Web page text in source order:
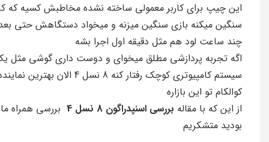
این چیپ برای کاربر معمولی ساخته نشده مخاطبش کسیه که
سنگین میکنه بازی سنگین میزنه و میخواد دستگاهش حتی
چند ساعت لود هم مثل دقیقه اول اجرا بشه
اگه تجربه پردازشی مطلق میخوای و دوست داری گوشی مثل
سیستم کامپیوتری کوچک رفتار کنه 8 نسل 4 الان بهترین
کوالکام تو این بازاره
از این که با مقاله بررسی اسنپدراگون 8 نسل 4
بررسی همراه ما
بودید متشکریم